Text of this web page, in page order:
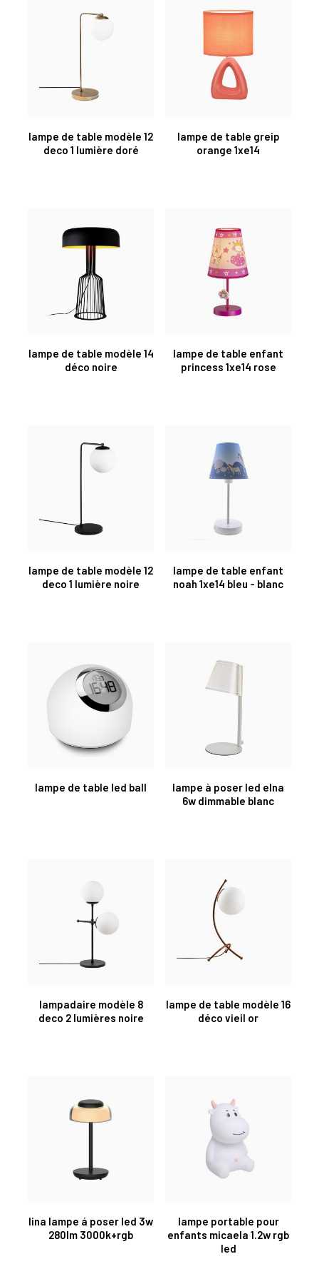
lampe de table modèle 12
deco 1 lumière doré
lampe de table greip
orange 1xe14
lampe de table modèle 14
déco noire
lampe de table enfant
princess 1xe14 rose
lampe de table modèle 12
deco 1 lumière noire
lampe de table enfant
noah 1xe14 bleu - blanc
lampe de table led ball
lampe à poser led elna
6w dimmable blanc
lampadaire modèle 8
deco 2 lumières noire
lampe de table modèle 16
déco vieil or
lina lampe á poser led 3w
280lm 3000k+rgb
lampe portable pour
enfants micaela 1.2w rgb
led